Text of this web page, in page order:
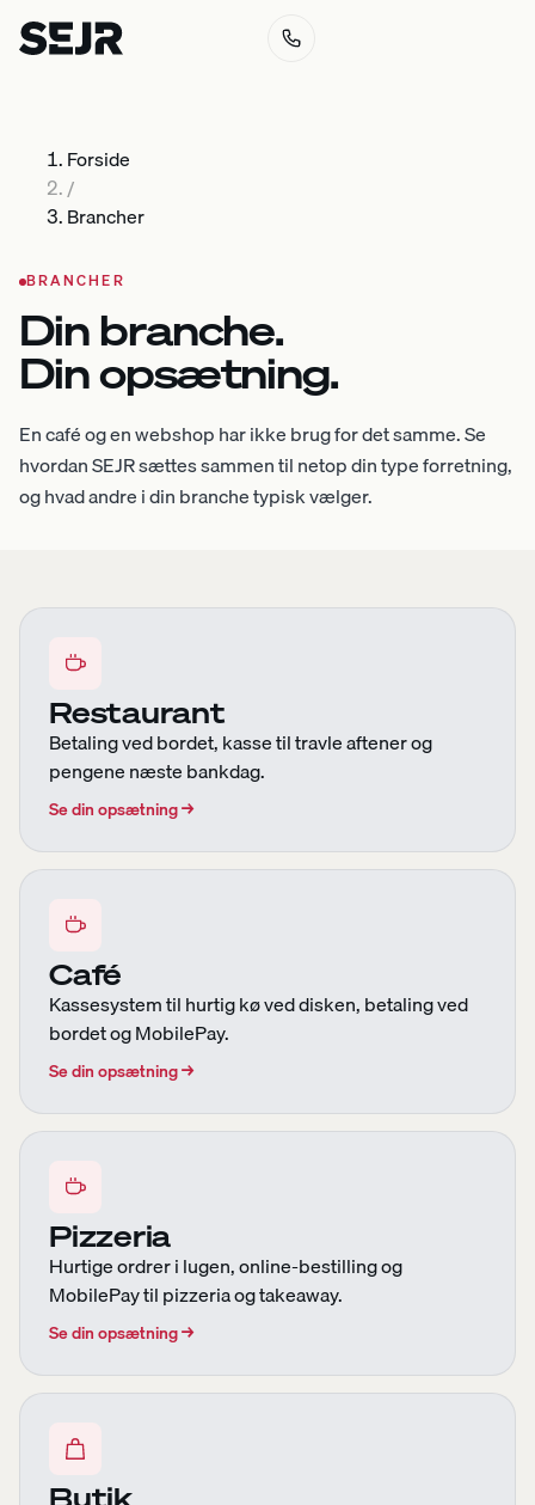
Forside
/
Brancher
BRANCHER
Din branche.
Din opsætning.
En café og en webshop har ikke brug for det samme. Se
hvordan SEJR sættes sammen til netop din type forretning,
og hvad andre i din branche typisk vælger.
Restaurant
Betaling ved bordet, kasse til travle aftener og
pengene næste bankdag.
Se din opsætning→
Café
Kassesystem til hurtig kø ved disken, betaling ved
bordet og MobilePay.
Se din opsætning→
Pizzeria
Hurtige ordrer i lugen, online-bestilling og
MobilePay til pizzeria og takeaway.
Se din opsætning→